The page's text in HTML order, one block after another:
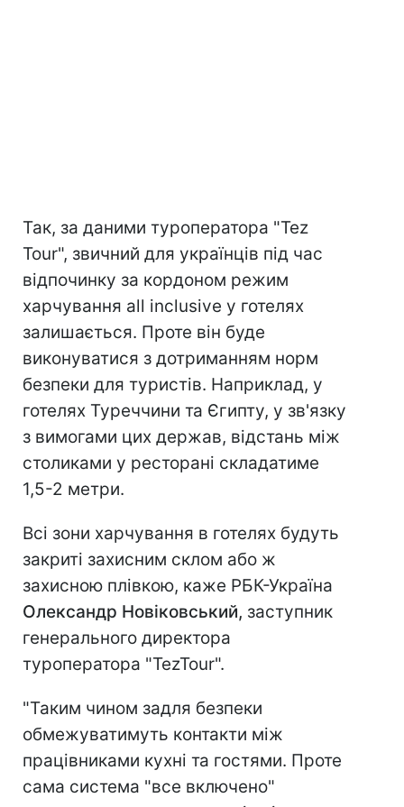
Так, за даними туроператора "Tez
Tour", звичний для українців під час
відпочинку за кордоном режим
харчування all inclusive у готелях
залишається. Проте він буде
виконуватися з дотриманням норм
безпеки для туристів. Наприклад, у
готелях Туреччини та Єгипту, у зв'язку
з вимогами цих держав, відстань між
столиками у ресторані складатиме
1,5-2 метри.
Всі зони харчування в готелях будуть
закриті захисним склом або ж
захисною плівкою, каже РБК-Україна
Олександр Новіковський, заступник
генерального директора
туроператора "TezTour".
"Таким чином задля безпеки
обмежуватимуть контакти між
працівниками кухні та гостями. Проте
сама система "все включено"